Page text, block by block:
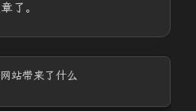
了。
站带来了什么